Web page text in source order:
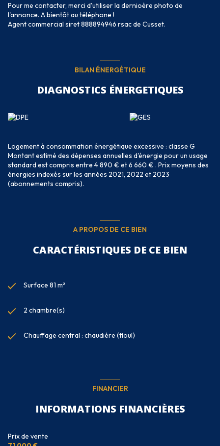
Pour me contacter, merci d'utiliser la dernioère photo de
l'annonce. A bientôt au téléphone !
Agent commercial siret 888894946 rsac de Cusset.
BILAN ÉNERGÉTIQUE
DIAGNOSTICS ÉNERGETIQUES
Logement à consommation énergétique excessive : classe G
Montant estimé des dépenses annuelles d'énergie pour un usage
standard est compris entre 4 890 € et 6 660 € . Prix moyens des
énergies indexés sur les années 2021, 2022 et 2023
(abonnements compris).
A PROPOS DE CE BIEN
CARACTÉRISTIQUES DE CE BIEN
Surface 81 m²
2 chambre(s)
Chauffage central : chaudière (fioul)
FINANCIER
INFORMATIONS FINANCIÈRES
Prix de vente